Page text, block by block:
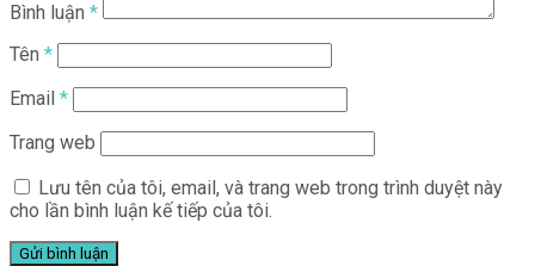
Bình luận *
Tên *
Email *
Trang web
Lưu tên của tôi, email, và trang web trong trình duyệt này
cho lần bình luận kế tiếp của tôi.